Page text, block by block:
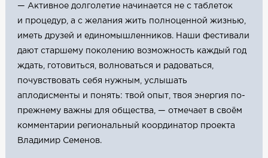
— Активное долголетие начинается не с таблеток
и процедур, а с желания жить полноценной жизнью,
иметь друзей и единомышленников. Наши фестивали
дают старшему поколению возможность каждый год
ждать, готовиться, волноваться и радоваться,
почувствовать себя нужным, услышать
аплодисменты и понять: твой опыт, твоя энергия по-
прежнему важны для общества, — отмечает в своём
комментарии региональный координатор проекта
Владимир Семенов.